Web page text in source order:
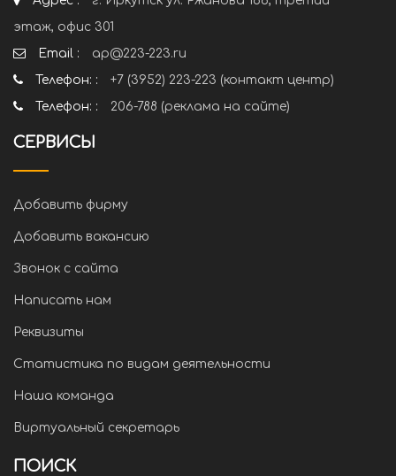
этаж, офис 301
Email :
ap@223-223.ru
Телефон: :
+7 (3952) 223-223 (контакт центр)
Телефон: :
206-788 (реклама на сайте)
СЕРВИСЫ
Добавить фирму
Добавить вакансию
Звонок с сайта
Написать нам
Реквизиты
Статистика по видам деятельности
Наша команда
Виртуальный секретарь
ПОИСК